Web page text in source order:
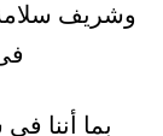
وشريف سلامة
بما أننا